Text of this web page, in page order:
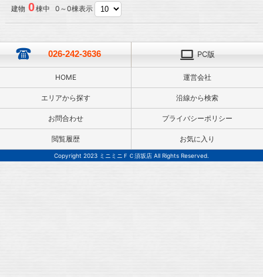
建物 0棟中 0～0棟表示
026-242-3636 PC版
HOME 運営会社
エリアから探す 沿線から検索
お問合わせ プライバシーポリシー
閲覧履歴 お気に入り
Copyright 2023 ミニミニＦＣ須坂店 All Rights Reserved.